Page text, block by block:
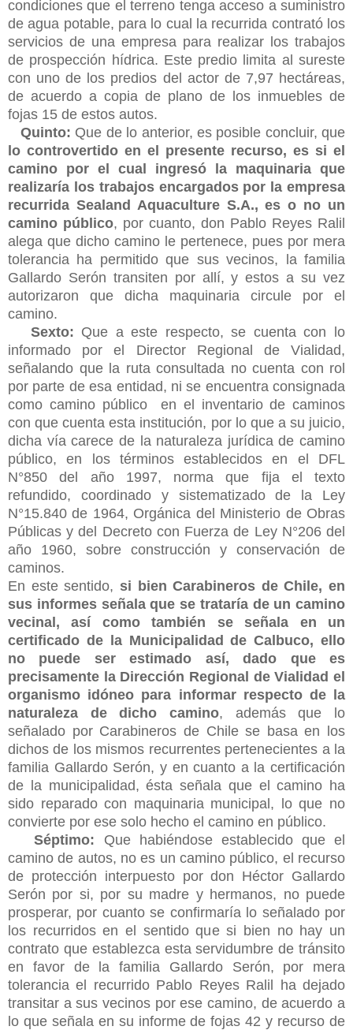
condiciones que el terreno tenga acceso a suministro
de agua potable, para lo cual la recurrida contrató los
servicios de una empresa para realizar los trabajos
de prospección hídrica. Este predio limita al sureste
con uno de los predios del actor de 7,97 hectáreas,
de acuerdo a copia de plano de los inmuebles de
fojas 15 de estos autos.
Quinto: Que de lo anterior, es posible concluir, que
lo controvertido en el presente recurso, es si el
camino por el cual ingresó la maquinaria que
realizaría los trabajos encargados por la empresa
recurrida Sealand Aquaculture S.A., es o no un
camino público, por cuanto, don Pablo Reyes Ralil
alega que dicho camino le pertenece, pues por mera
tolerancia ha permitido que sus vecinos, la familia
Gallardo Serón transiten por allí, y estos a su vez
autorizaron que dicha maquinaria circule por el
camino.
Sexto: Que a este respecto, se cuenta con lo
informado por el Director Regional de Vialidad,
señalando que la ruta consultada no cuenta con rol
por parte de esa entidad, ni se encuentra consignada
como camino público en el inventario de caminos
con que cuenta esta institución, por lo que a su juicio,
dicha víacarece de la naturaleza jurídica de camino
público, en los términos establecidos en el DFL
N°850 del año 1997, norma que fija el texto
refundido, coordinado y sistematizado de la Ley
N°15.840 de 1964, Orgánica del Ministerio de Obras
Públicas y del Decreto con Fuerza de Ley N°206 del
año 1960, sobre construcción y conservación de
caminos.
En este sentido, si bien Carabineros de Chile, en
sus informes señala que se trataría de un camino
vecinal, así como también se señala en un
certificado de la Municipalidad de Calbuco, ello
no puede ser estimado así, dado que es
precisamente la Dirección Regional de Vialidad el
organismo idóneo para informar respecto de la
naturaleza de dicho camino, además que lo
señalado por Carabineros de Chile se basa en los
dichos de los mismos recurrentes pertenecientes a la
familia Gallardo Serón, y en cuanto a la certificación
de la municipalidad, ésta señala que el camino ha
sido reparado con maquinaria municipal, lo que no
convierte por ese solo hecho el camino en público.
Séptimo: Que habiéndose establecido que el
camino de autos, no es un camino público, el recurso
de protección interpuesto por don Héctor Gallardo
Serón por si, por su madre y hermanos, no puede
prosperar, por cuanto se confirmaría lo señalado por
los recurridos en el sentido que si bien no hay un
contrato que establezca esta servidumbre de tránsito
en favor de la familia Gallardo Serón, por mera
tolerancia el recurrido Pablo Reyes Ralil ha dejado
transitar a sus vecinos por ese camino, de acuerdo a
lo que señala en su informe de fojas 42 y recurso de